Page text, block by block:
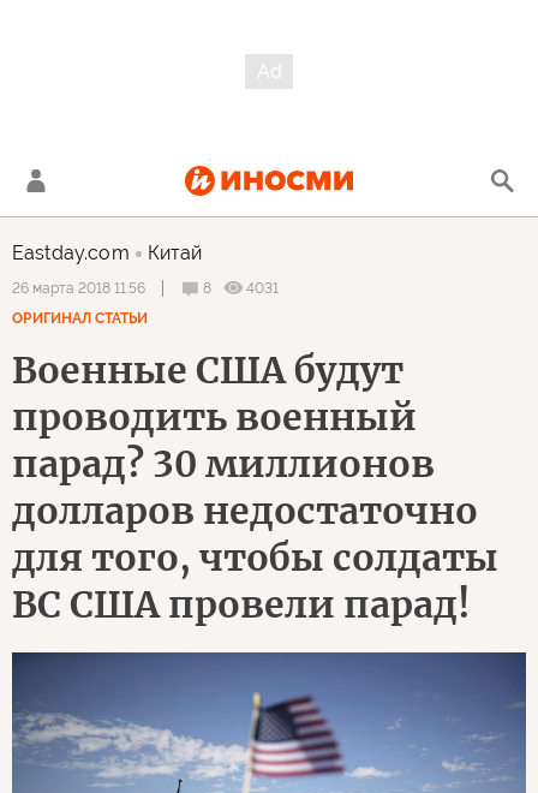
Eastday.com Китай
26 марта 2018 11:56 8
4031
ОРИГИНАЛ СТАТЬИ
Военные США будут
проводить военный
парад? 30 миллионов
долларов недостаточно
для того, чтобы солдаты
ВС США провели парад!